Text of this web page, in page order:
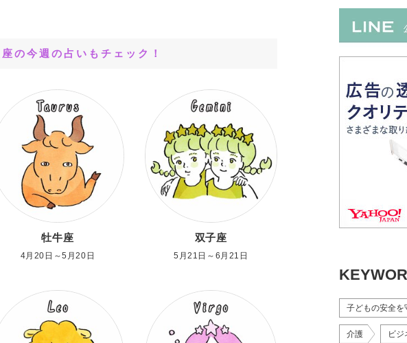
の今週の占いもチェック！
牡牛座
4月20日～5月20日
双子座
5月21日～6月21日
子どもの安全を
介護 ビジ